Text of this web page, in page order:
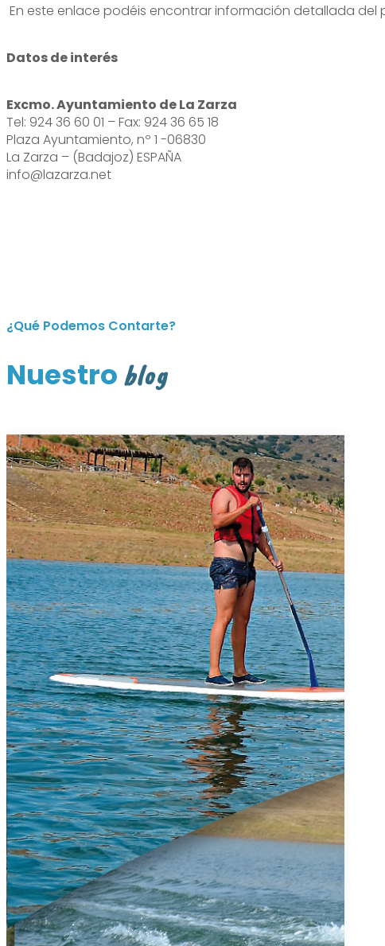
En este enlace podéis encontrar información detallada del
Datos de interés
Excmo. Ayuntamiento de La Zarza
Tel: 924 36 60 01 – Fax: 924 36 65 18
Plaza Ayuntamiento, nº 1 -06830
La Zarza – (Badajoz) ESPAÑA
info@lazarza.net
¿Qué Podemos Contarte?
Nuestro blog